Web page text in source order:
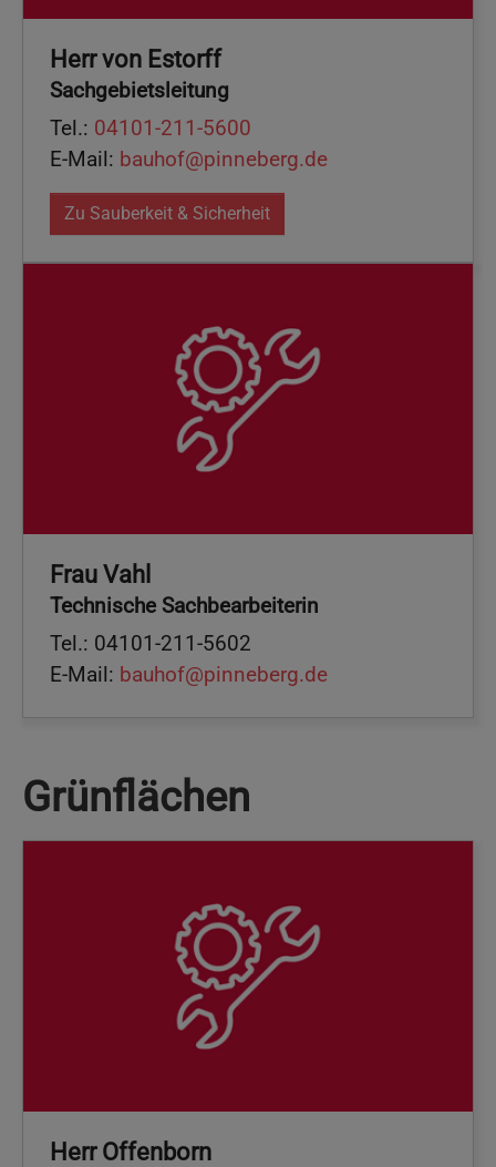
Herr von Estorff
Sachgebietsleitung
Tel.: 04101-211-5600
E-Mail: bauhof@pinneberg.de
Zu Sauberkeit & Sicherheit
Frau Vahl
Technische Sachbearbeiterin
Tel.: 04101-211-5602
E-Mail: bauhof@pinneberg.de
Grünflächen
Herr Offenborn